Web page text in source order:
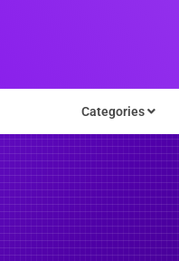
Categories